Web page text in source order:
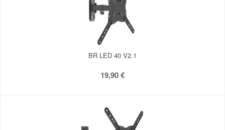
BR LED 40 V2.1
19,90 €